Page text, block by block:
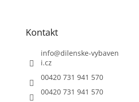
Kontakt
info@dilenske-vybaven
i.cz
00420 731 941 570
00420 731 941 570